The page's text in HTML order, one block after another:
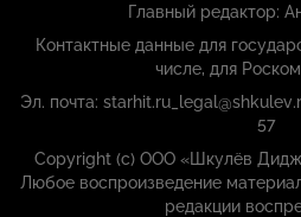
Главный редактор:
Контактные данные для
числе, для
Эл. почта:
57
Copyright (с) ООО «Шкулёв
Любое воспроизведение
редакции